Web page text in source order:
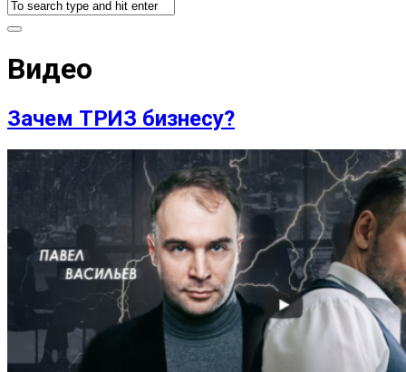
Видео
Зачем ТРИЗ бизнесу?